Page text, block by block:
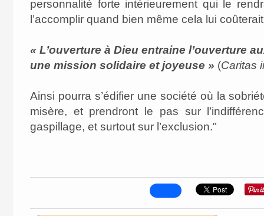
personnalité forte intérieurement qui le
l’accomplir quand bien même cela lui
« L’ouverture à Dieu entraine l’ouverture
une mission solidaire et joyeuse » (Caritas
Ainsi pourra s’édifier une société où la
misère, et prendront le pas sur
gaspillage, et surtout sur l’exclusion."